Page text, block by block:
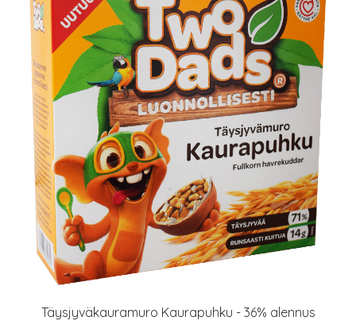
Täysjyväkauramuro Kaurapuhku - 36% alennus